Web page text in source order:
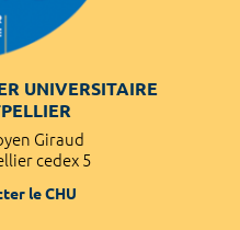
UNIVERSITAIRE
Giraud
cedex 5
le CHU